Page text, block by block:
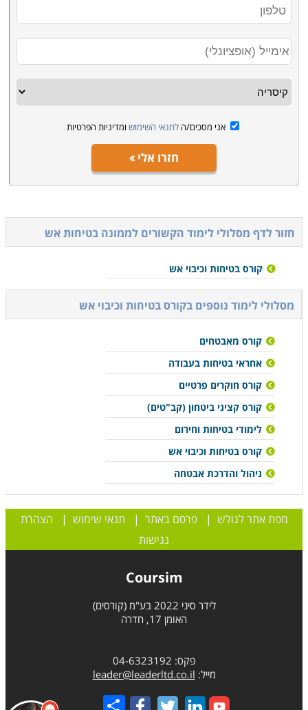
אני מסכים/ה לתנאי השימוש ומדיניות הפרטיות
חזרו אלי
חזור לדף מסלולי לימוד הקשורים לממונה בטיחות אש
קורס בטיחות וכיבוי אש
מסלולי לימוד נוספים בקורס בטיחות וכיבוי אש
קורס מאבטחים
אחראי בטיחות בעבודה
קורס חוקרים פרטיים
קורס קציני ביטחון (קב"טים)
לימודי בטיחות וחירום
קורס בטיחות וכיבוי אש
ניהול והדרכת אבטחה
מפת אתר לגולש |פרסם באתר | תנאי שימוש | הצהרת
נגישות
Coursim
לידר סיני 2022 בע"מ (קורסים)
האומן 17, חדרה
פקס: 04-6323192
מייל: leader@leaderltd.co.il
Share